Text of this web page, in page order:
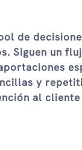
de
Siguen un
y
al